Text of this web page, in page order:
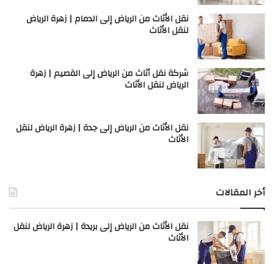
نقل الأثاث من الرياض إلى الدمام | زهرة الرياض
لنقل الأثاث
شركة نقل أثاث من الرياض إلى القصيم | زهرة
الرياض لنقل الأثاث
نقل الأثاث من الرياض إلى جدة | زهرة الرياض لنقل
الأثاث
أخر المقالات
نقل الأثاث من الرياض إلى بريدة | زهرة الرياض لنقل
الأثاث